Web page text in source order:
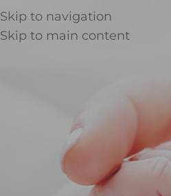
Skip to navigation
Skip to main content